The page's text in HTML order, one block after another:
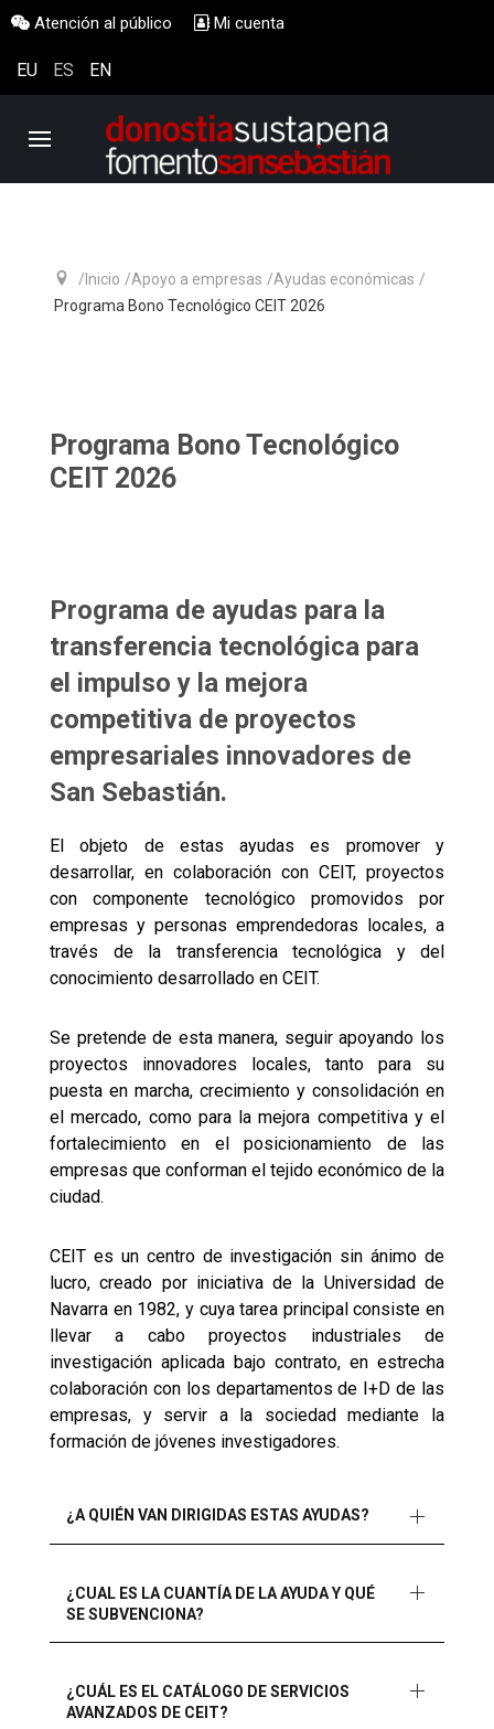
Atención al público Mi cuenta
EU ES EN
Inicio Apoyo a empresas
Ayudas económicas
Programa Bono Tecnológico CEIT 2026
Programa Bono Tecnológico
CEIT 2026
Programa de ayudas para la
transferencia tecnológica para
el impulso y la mejora
competitiva de proyectos
empresariales innovadores de
San Sebastián.
El objeto de estas ayudases promover y
desarrollar, en colaboración con CEIT, proyectos
con componente tecnológico promovidos por
empresas y personas emprendedoras locales, a
través de la transferencia tecnológica y del
conocimiento desarrollado en CEIT.
Se pretende de esta manera, seguir apoyando los
proyectos innovadores locales, tanto para su
puesta en marcha, crecimiento y consolidación en
el mercado, como para la mejora competitiva y el
fortalecimiento en el posicionamiento de las
empresas que conforman el tejido económico de la
ciudad.
CEIT es un centro de investigación sin ánimo de
lucro, creado por iniciativa de la Universidad de
Navarra en 1982, y cuya tarea principal consiste en
llevar a cabo proyectos industriales de
investigación aplicada bajo contrato, en estrecha
colaboración con los departamentos de I+D de las
empresas, y servir a la sociedad mediante la
formación de jóvenes investigadores.
¿A QUIÉN VAN DIRIGIDAS ESTAS AYUDAS?
¿CUAL ES LA CUANTÍA DE LA AYUDA Y QUÉ
SE SUBVENCIONA?
¿CUÁL ES EL CATÁLOGO DE SERVICIOS
AVANZADOS DE CEIT?